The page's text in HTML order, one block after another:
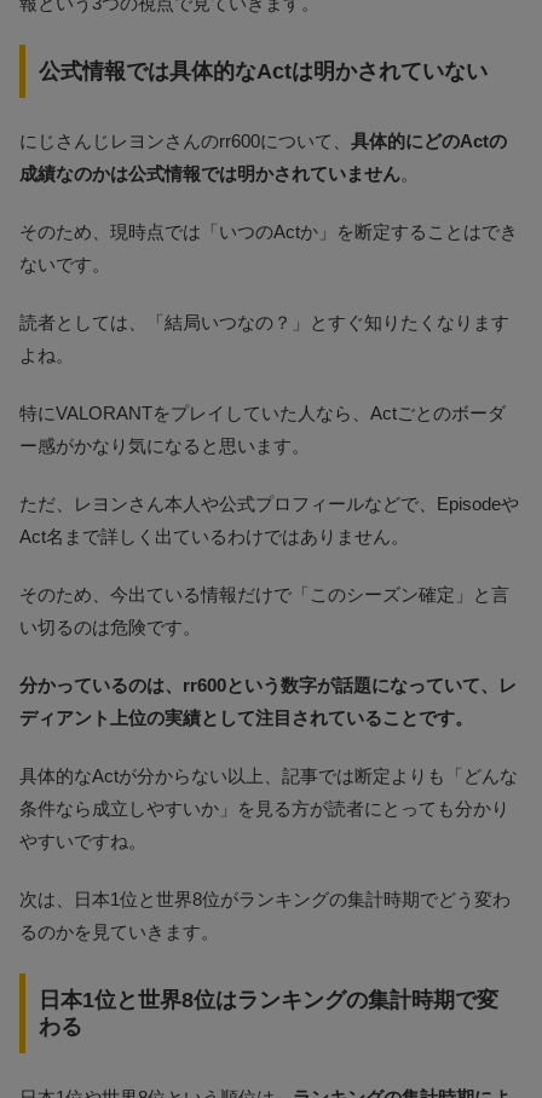
公式情報では具体的なActは明かされていない
にじさんじレヨンさんのrr600について、 具体的にどのActの
成績なのかは公式情報では明かされていません。
そのため、現時点では「いつのActか」を断定することはでき
ないです。
読者としては、「結局いつなの？」とすぐ知りたくなります
よね。
特にVALORANTをプレイしていた人なら、Actごとのボーダ
ー感がかなり気になると思います。
ただ、レヨンさん本人や公式プロフィールなどで、Episodeや
Act名まで詳しく出ているわけではありません。
そのため、今出ている情報だけで「このシーズン確定」と言
い切るのは危険です。
分かっているのは、rr600という数字が話題になっていて、レ
ディアント上位の実績として注目されていることです。
具体的なActが分からない以上、記事では断定よりも「どんな
条件なら成立しやすいか」を見る方が読者にとっても分かり
やすいですね。
次は、日本1位と世界8位がランキングの集計時期でどう変わ
るのかを見ていきます。
日本1位と世界8位はランキングの集計時期で変
わる